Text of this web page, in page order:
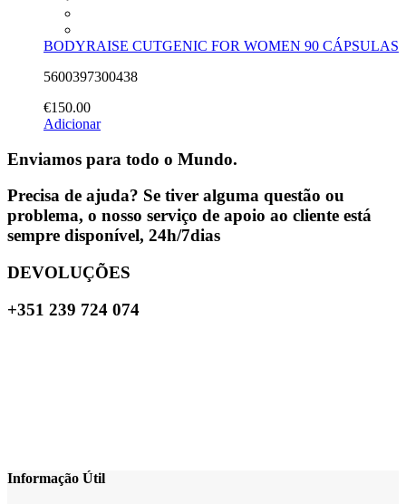
BODYRAISE CUTGENIC FOR WOMEN 90 CÁPSULAS
5600397300438
€150.00
Adicionar
Enviamos para todo o Mundo.
Precisa de ajuda? Se tiver alguma questão ou
problema, o nosso serviço de apoio ao cliente está
sempre disponível, 24h/7dias
DEVOLUÇÕES
+351 239 724 074
Informação Útil